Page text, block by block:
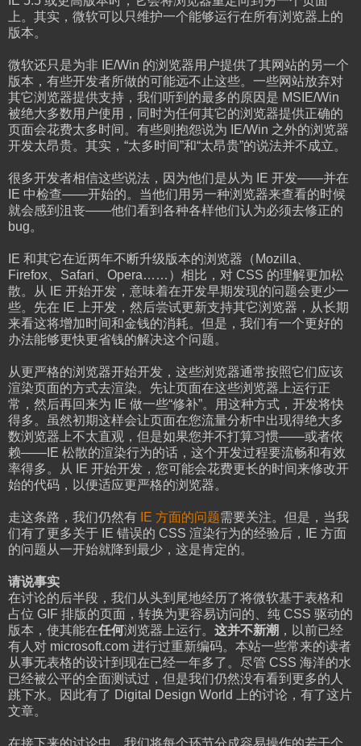
上。其实，微软可以只维护一个能够运行在所有浏览器上的
版本。
微软还只是为非 IE/Win 的浏览器用户提供了其网站的另一个
版本，有些开发者所做的可能远不止这些。一些网站放弃对
其它浏览器提供支持，我们听到的最多的原因是 MSIE/Win
被绝大多数用户使用，同时为任何其它的浏览器提供正确的
页面会花费太多时间。有些则抱怨说为 IE/Win 之外的浏览器
开发太昂贵。其实，“太多时间”和“太昂贵”的说法并不成立。
很多开发者相信这些说法，因为他们是从为 IE 开发——并在
IE 中检查——开始的。当他们用另一种浏览器来查看的时候
就会感到沮丧——他们看到各种各样他们认为必须去修正的
bug。
IE 和其它在近两年不断升级版本的浏览器（Mozilla、
Firefox、Safari、Opera……）相比，对 CSS 的理解更加松
散。从 IE 开始开发，意味着在开发早期发现的问题会更少一
些。先在 IE 上开发，然后尝试更新支持其它浏览器，从长期
来看这将增加时间和金钱的消耗。但是，我们有一个更好的
办法能够更快更省钱的解决这个问题。
从更严格的浏览器开始开发，这些浏览器通常按照它们应该
渲染页面的方式去渲染。先让页面在这些浏览器上运行正
常，然后再回来为 IE 做一些“修补”。用这种方式，开发将快
得多。虽然初期这样会让页面在您流量分析中出现得绝大多
数浏览器上不太直观，但是如果您并不打算习惯——或者依
赖——IE 松散的渲染行为的话，这个开发过程要流畅和有效
率得多。从 IE 开始开发，您可能会花费更长的时间来修改开
始的代码，以便适应更严格的浏览器。
走这条路，我们仍然有 IE 方面的问题需要关注。但是，当我
们有了更多关于 IE 错误的 CSS 渲染行为的经验后，IE 方面
的问题从一开始就降到最少，这是肯定的。
请说事实
在讨论的后半段，我们从头到尾地经历了将微软基于表格和
占位 GIF 排版的页面，转换为更容易访问的、纯 CSS 驱动的
版本，使其能在任何浏览器上运行。 这并不新潮 ，以前已经
有人对 microsoft.com 进行过重新编码。本站一些常来的读者
从事无表格的设计到现在已经一年多了。尽管 CSS 海洋的水
已经被公平的全面测试过，但是我们仍然没有看到更多的人
跳下水。因此有了 Digital Design World 上的讨论，有了这片
文章。
在接下来的讨论中，我们将每个环节分成容易操作的若干个